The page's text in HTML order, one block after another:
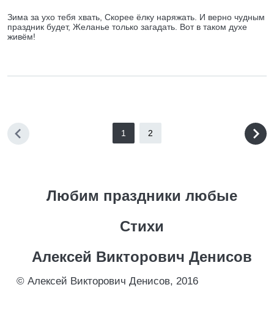
Зима за ухо тебя хвать, Скорее ёлку наряжать. И верно чудным
праздник будет, Желанье только загадать. Вот в таком духе
живём!
1 2
Любим праздники любые
Стихи
Алексей Викторович Денисов
© Алексей Викторович Денисов, 2016